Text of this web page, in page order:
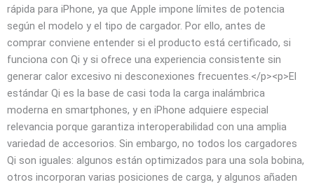
rápida para iPhone, ya que Apple impone límites de potencia
según el modelo y el tipo de cargador. Por ello, antes de
comprar conviene entender si el producto está certificado, si
funciona con Qi y si ofrece una experiencia consistente sin
generar calor excesivo ni desconexiones frecuentes.</p><p>El
estándar Qi es la base de casi toda la carga inalámbrica
moderna en smartphones, y en iPhone adquiere especial
relevancia porque garantiza interoperabilidad con una amplia
variedad de accesorios. Sin embargo, no todos los cargadores
Qi son iguales: algunos están optimizados para una sola bobina,
otros incorporan varias posiciones de carga, y algunos añaden